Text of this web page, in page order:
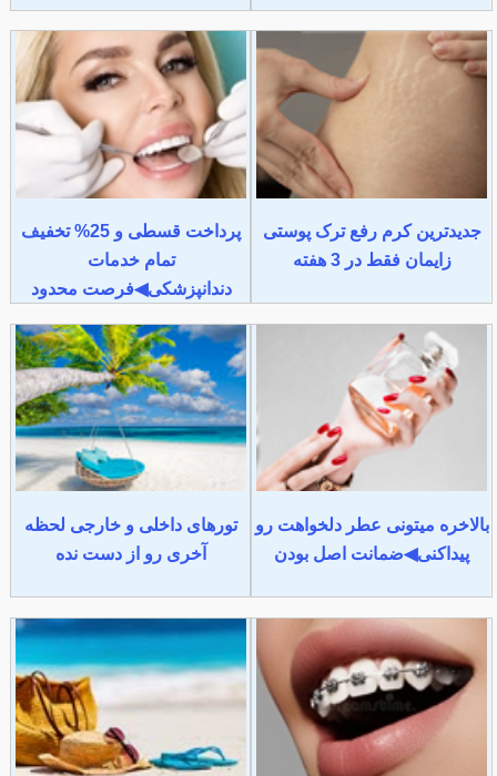
جدیدترین کرم رفع ترک پوستی
زایمان فقط در 3 هفته
پرداخت قسطی و 25% تخفیف
تمام خدمات
دندانپزشکی◀فرصت محدود
بالاخره میتونی عطر دلخواهت رو
پیداکنی◀ضمانت اصل بودن
تورهای داخلی و خارجی لحظه
آخری رو از دست نده